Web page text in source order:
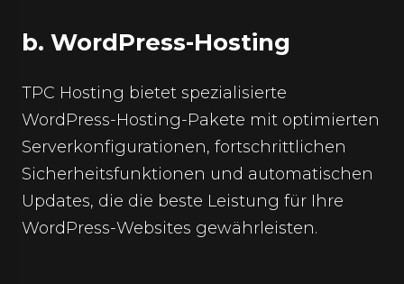
b. WordPress-Hosting
TPC Hosting bietet spezialisierte
WordPress-Hosting-Pakete mit optimierten
Serverkonfigurationen, fortschrittlichen
Sicherheitsfunktionen und automatischen
Updates, die die beste Leistung für Ihre
WordPress-Websites gewährleisten.